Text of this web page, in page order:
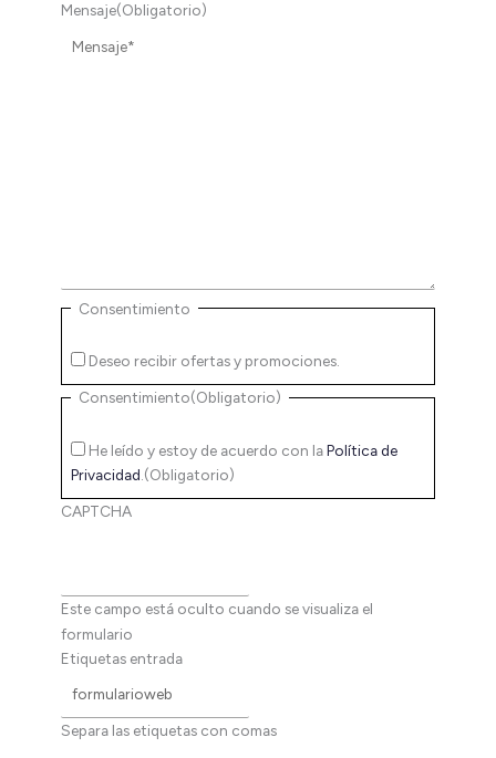
Mensaje(Obligatorio)
Consentimiento
Deseo recibir ofertas y promociones.
Consentimiento(Obligatorio)
He leído y estoy de acuerdo con laPolítica de
Privacidad (Obligatorio)
CAPTCHA
Este campo está oculto cuando se visualiza el
formulario
Etiquetas entrada
Separa las etiquetas con comas